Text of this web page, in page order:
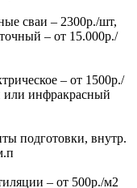
сваи – 2300р./шт,
– от 15.000р./
– от 1500р./
или инфракрасный
подготовки, внутр.
– от 500р./м2